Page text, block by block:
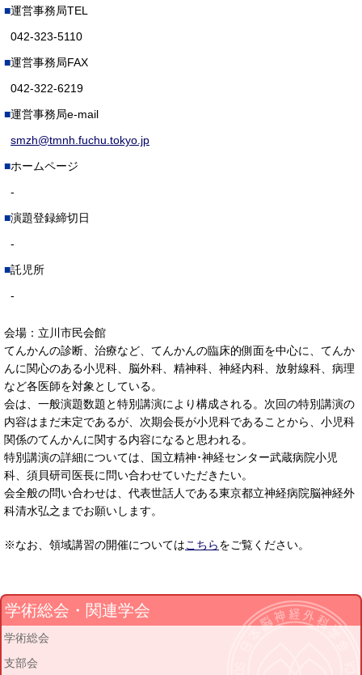
運営事務局TEL
042-323-5110
運営事務局FAX
042-322-6219
運営事務局e-mail
smzh@tmnh.fuchu.tokyo.jp
ホームページ
-
演題登録締切日
-
託児所
-
会場：立川市民会館
てんかんの診断、治療など、てんかんの臨床的側面を中心に、てんか
んに関心のある小児科、脳外科、精神科、神経内科、放射線科、病理
など各医師を対象としている。
会は、一般演題数題と特別講演により構成される。次回の特別講演の
内容はまだ未定であるが、次期会長が小児科であることから、小児科
関係のてんかんに関する内容になると思われる。
特別講演の詳細については、国立精神･神経センター武蔵病院小児
科、須貝研司医長に問い合わせていただきたい。
会全般の問い合わせは、代表世話人である東京都立神経病院脳神経外
科清水弘之までお願いします。
※なお、領域講習の開催についてはこちらをご覧ください。
学術総会・関連学会
学術総会
支部会